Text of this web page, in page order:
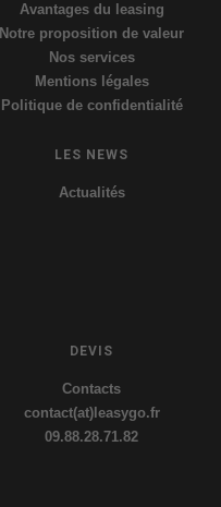
Avantages du leasing
Notre proposition de valeur
Nos services
Mentions légales
Politique de confidentialité
LES NEWS
Actualités
DEVIS
Contacts
contact(at)leasygo.fr
09.88.28.71.82